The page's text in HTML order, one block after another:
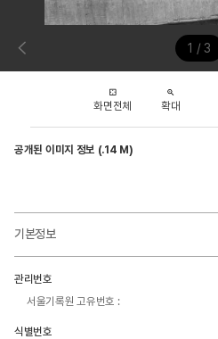
1 / 3
화면전체 확대
공개된 이미지 정보 (.14 M)
기본정보
관리번호
서울기록원 고유번호 :
식별번호